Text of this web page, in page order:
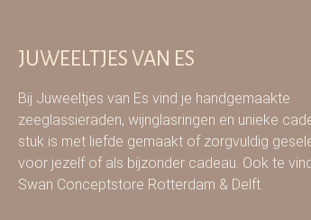
JUWEELTJES VAN ES
Bij Juweeltjes van Es vind je handgemaakte
zeeglassieraden, wijnglasringen en unieke
stuk is met liefde gemaakt of zorgvuldig
voor jezelf of als bijzonder cadeau. Ook te
Swan Conceptstore Rotterdam & Delft.